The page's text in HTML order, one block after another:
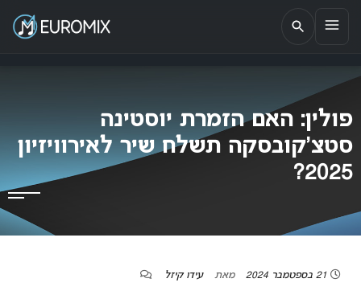
EUROMIX
אתר הבית של האירוויזיון בישראל
פולין: האם הזמרת יוסטינה
סטצ’קובסקה תשלח שיר לאירוויזיון
2025?
מאת עידו קיזל